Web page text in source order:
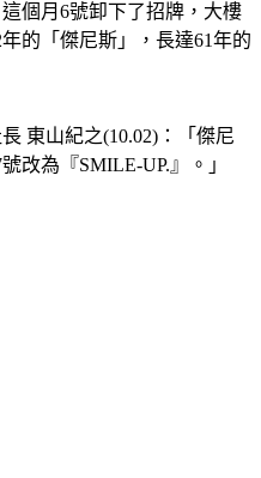
的「傑尼斯」，長達61年的
改為『SMILE-UP.』。」